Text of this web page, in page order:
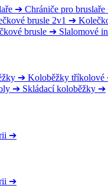
➔ Chrániče pro bruslaře
brusle 2v1 ➔
brusle ➔ Slalomové
➔ Koloběžky tříkolové
➔ Skládací koloběžky ➔
➔
➔